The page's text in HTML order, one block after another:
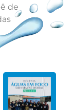
de